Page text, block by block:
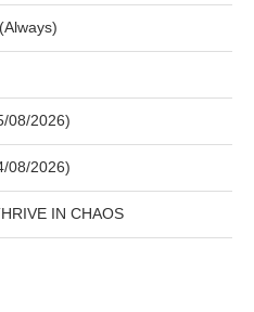
08/2026)
08/2026)
IN CHAOS